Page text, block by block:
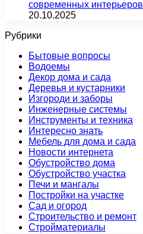
современных интерьеров
20.10.2025
Рубрики
Бытовые вопросы
Водоемы
Декор дома и сада
Деревья и кустарники
Изгороди и заборы
Инженерные системы
Инструменты и техника
Интересно знать
Мебель для дома и сада
Новости интернета
Обустройство дома
Обустройство участка
Печи и мангалы
Постройки на участке
Сад и огород
Строительство и ремонт
Стройматериалы